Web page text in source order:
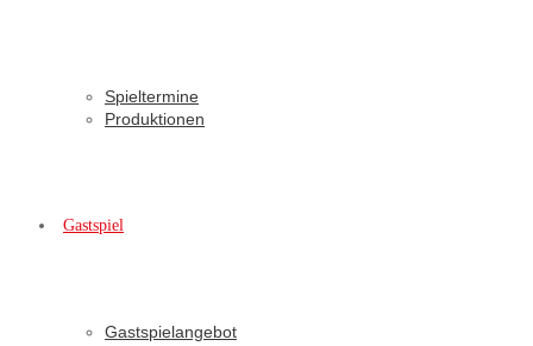
Spieltermine
Produktionen
Gastspiel
Gastspielangebot